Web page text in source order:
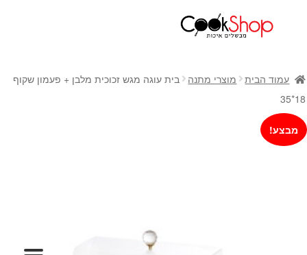
חנות
כלי בישול
סירים
מחבתות
כלי הגשה ואירוח
עמוד הבית מוצרי מתנה
בית עוגה מגש זכוכית מלבן + פעמון שקוף
18*35
מבצע!